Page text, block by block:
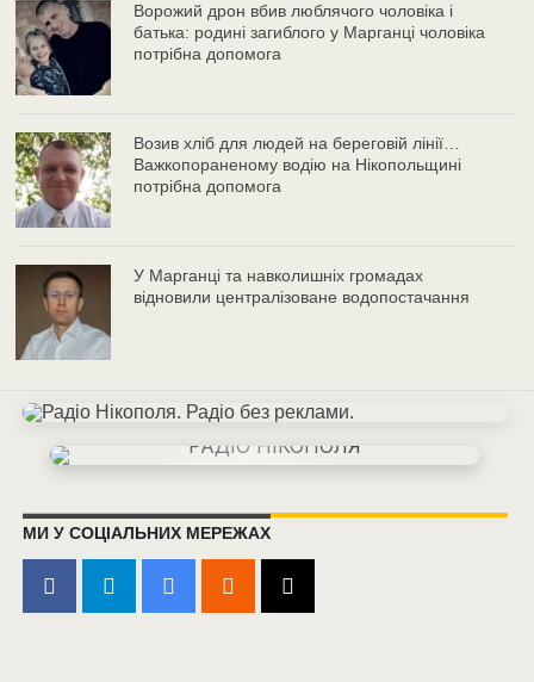
Ворожий дрон вбив люблячого чоловіка і
батька: родині загиблого у Марганці чоловіка
потрібна допомога
Возив хліб для людей на береговій лінії…
Важкопораненому водію на Нікопольщині
потрібна допомога
У Марганці та навколишніх громадах
відновили централізоване водопостачання
МИ У СОЦІАЛЬНИХ МЕРЕЖАХ